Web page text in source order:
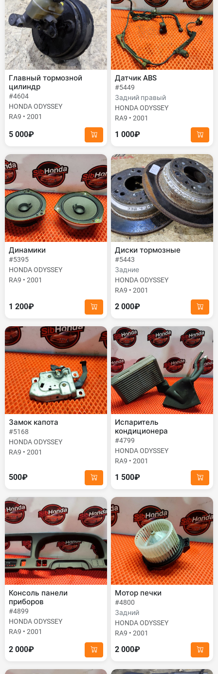
Главный тормозной
цилиндр
#4604
HONDA ODYSSEY
RA9 • 2001
5 000₽
Датчик ABS
#5449
Задний правый
HONDA ODYSSEY
RA9 • 2001
1 000₽
Динамики
#5395
HONDA ODYSSEY
RA9 • 2001
1 200₽
Диски тормозные
#5443
Задние
HONDA ODYSSEY
RA9 • 2001
2 000₽
Замок капота
#5168
HONDA ODYSSEY
RA9 • 2001
500₽
Испаритель
кондиционера
#4799
HONDA ODYSSEY
RA9 • 2001
1 500₽
Консоль панели
приборов
#4899
HONDA ODYSSEY
RA9 • 2001
2 000₽
Мотор печки
#4800
Задний
HONDA ODYSSEY
RA9 • 2001
2 000₽